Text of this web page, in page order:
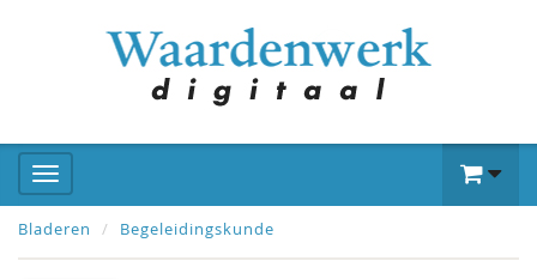
Bladeren Begeleidingskunde